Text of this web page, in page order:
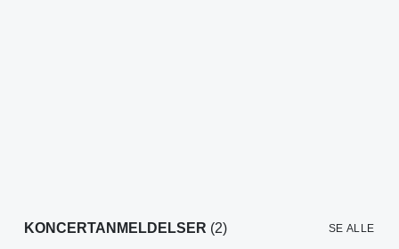
KONCERTANMELDELSER (2) SE ALLE